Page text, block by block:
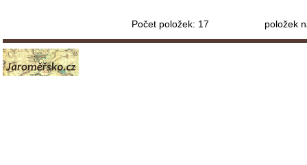
Počet položek: 17 položek